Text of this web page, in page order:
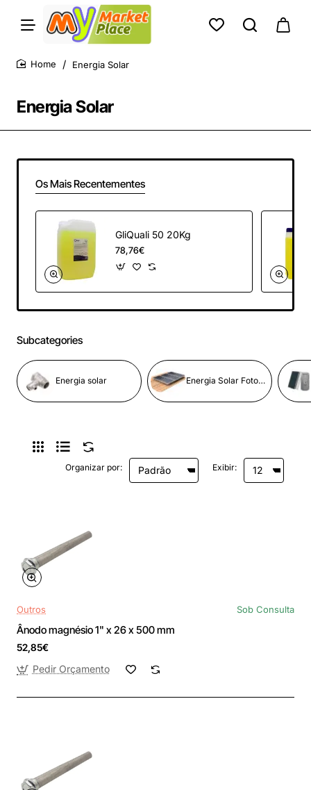
Energia Solar
Energia Solar
Os Mais Recentementes
GliQuali 50 20Kg
78,76€
Subcategories
Energia solar Energia Solar Fotovoltaica
Organizar por: Exibir:
Outros Sob Consulta
Ânodo magnésio 1" x 26 x 500 mm
52,85€
Pedir Orçamento